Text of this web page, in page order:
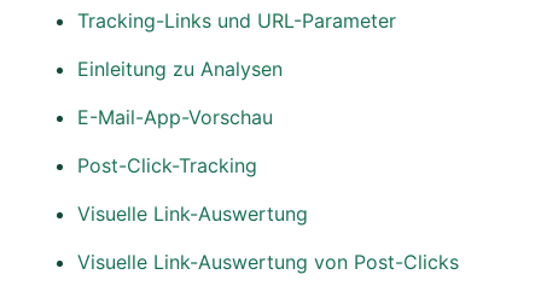
Tracking-Links und URL-Parameter
Einleitung zu Analysen
E-Mail-App-Vorschau
Post-Click-Tracking
Visuelle Link-Auswertung
Visuelle Link-Auswertung von Post-Clicks